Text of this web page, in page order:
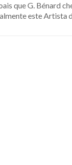
que G. Bénard
este Artista